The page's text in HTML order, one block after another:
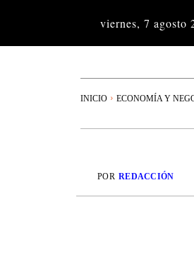
viernes, 7 agosto
INICIO ECONOMÍA Y
POR REDACCIÓN